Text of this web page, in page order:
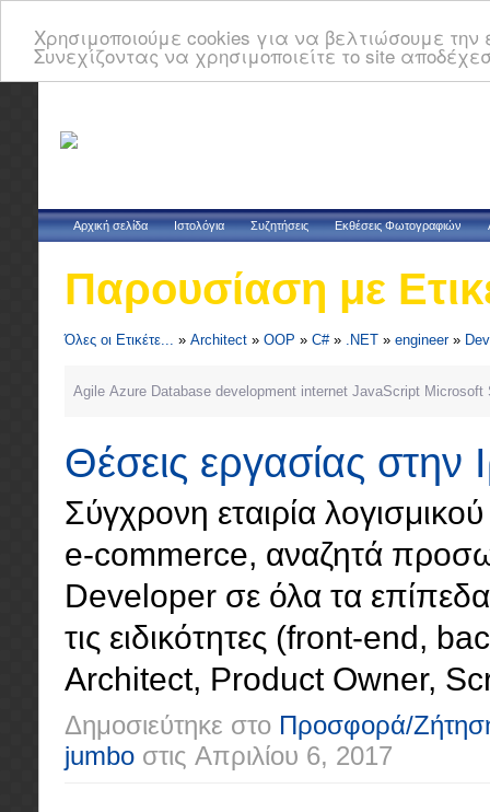
Χρησιμοποιούμε cookies για να βελτιώσουμε
Συνεχίζοντας να χρησιμοποιείτε το site
Αρχική σελίδα Ιστολόγια Συζητήσεις Εκθέσεις Φωτογραφιών
Παρουσίαση με
Όλες οι Ετικέτε... » Architect » OOP » C#» .NET » engineer»
Agile Azure Database development internet JavaScript Microsoft
Θέσεις εργασίας στην
Σύγχρονη εταιρία
e-commerce, αναζητά
Developer σε όλα τα
τις ειδικότητες (front-end,
Architect, Product Owner,
Δημοσιεύτηκε στο Προσφορά/
jumbo στις Απριλίου 6, 2017